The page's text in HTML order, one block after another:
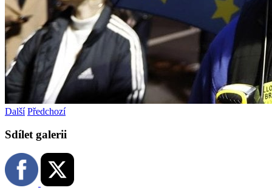
Další Předchozí
Sdílet galerii